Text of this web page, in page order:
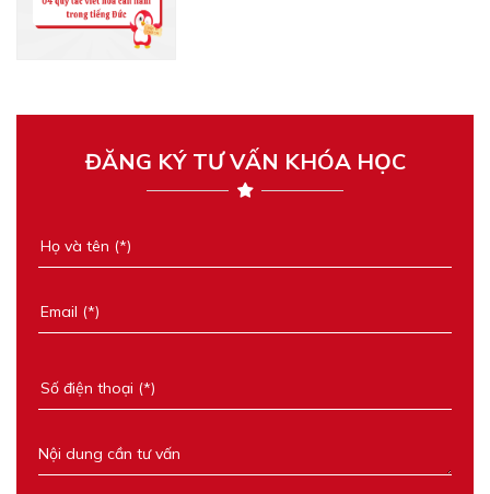
ĐĂNG KÝ TƯ VẤN KHÓA HỌC